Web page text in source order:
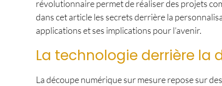
révolutionnaire permet de réaliser des projets
dans cet article les secrets derrière la
applications et ses implications pour l’avenir.
La technologie derrière la
La découpe numérique sur mesure repose sur